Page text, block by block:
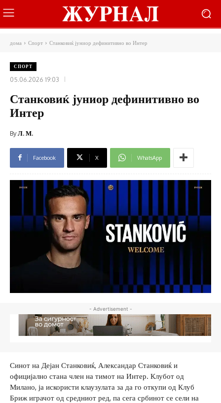
дома Спорт Станковиќ јуниор дефинитивно во Интер
СПОРТ
05.06.2026 19:03
Станковиќ јуниор дефинитивно во
Интер
ByЛ. М.
Facebook X WhatsApp
- Advertisement -
Синот на Дејан Станковиќ, Александар Станковиќ и
официјално стана член на тимот на Интер. Клубот од
Милано, ја искористи клаузулата за да го откупи од Клуб
Бриж играчот од средниот ред, па сега србинот се сели на